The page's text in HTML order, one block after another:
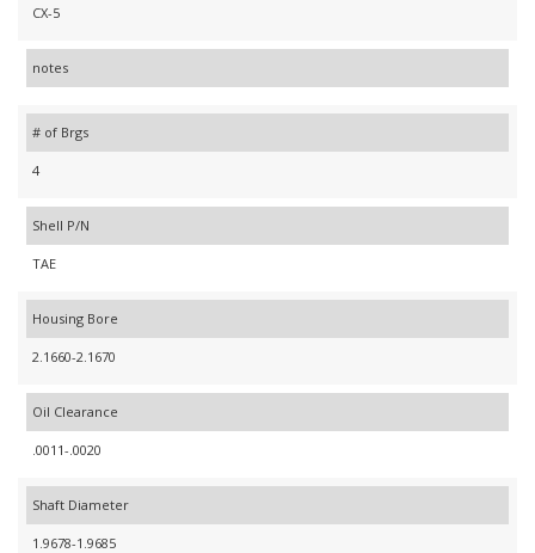
CX-5
notes
# of Brgs
4
Shell P/N
TAE
Housing Bore
2.1660-2.1670
Oil Clearance
.0011-.0020
Shaft Diameter
1.9678-1.9685